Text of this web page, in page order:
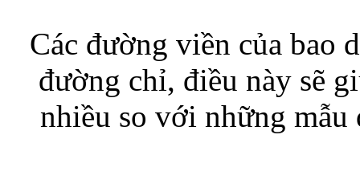
Túi đựng iPad
Các đường viền của bao
đường chỉ, điều này sẽ
nhiều so với những mẫu